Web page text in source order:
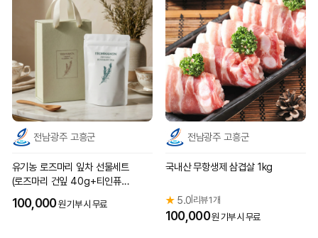
전남광주 고흥군
유기농 로즈마리 잎차 선물세트
(로즈마리 건잎 40g+티인퓨
100,000원 기부 시 무료
전남광주 고흥군
국내산 무항생제 삼겹살 1kg
★ 5.0 리뷰 1개
100,000원 기부 시 무료